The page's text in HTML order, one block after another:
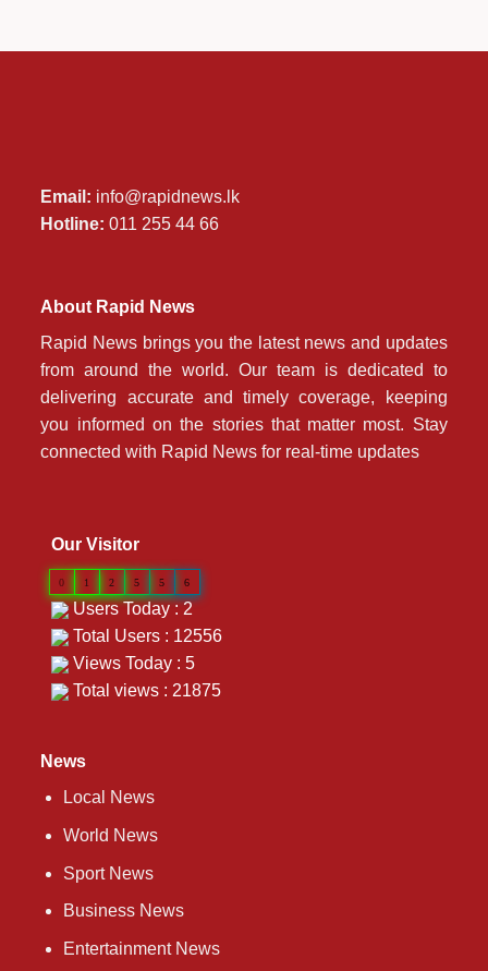
Email: info@rapidnews.lk
Hotline: 011 255 44 66
About Rapid News
Rapid News brings you the latest news and updates
from around the world. Our team is dedicated to
delivering accurate and timely coverage, keeping
you informed on the stories that matter most. Stay
connected with Rapid News for real-time updates
News
Local News
World News
Sport News
Business News
Entertainment News
Our Visitor
0 1 2 5 5 6
Users Today : 2
Total Users : 12556
Views Today : 5
Total views : 21875